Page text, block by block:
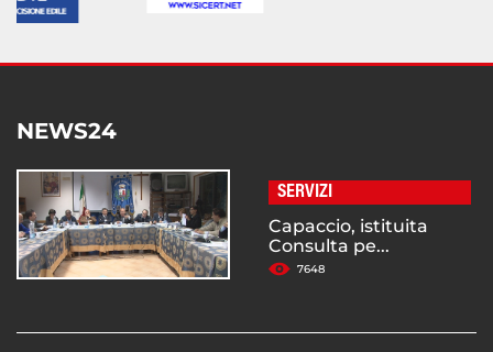
NEWS24
SERVIZI
Capaccio, istituita
Consulta pe...
7648